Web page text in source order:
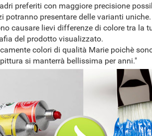
preferiti con maggiore precisione
potranno presentare delle varianti
causare lievi differenze di colore tra la
del prodotto visualizzato.
colori di qualità Marie poichè
si manterrà bellissima per anni."